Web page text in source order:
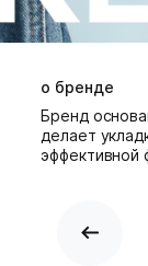
о бренде
Бренд
делает
эффективной